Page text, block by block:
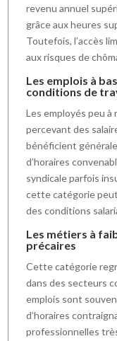
revenu annuel
grâce aux heures
Toutefois, l’accès
aux risques de
Les emplois à
conditions de
Les employés peu
percevant des
bénéficient
d’horaires
syndicale parfois
cette catégorie
des conditions
Les métiers à
précaires
Cette catégorie
dans des secteurs
emplois sont
d’horaires
professionnelles